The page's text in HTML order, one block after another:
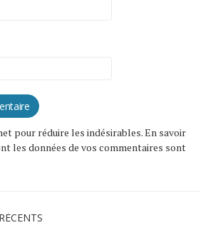
pour réduire les indésirables.En savoir
les données de vos commentaires sont